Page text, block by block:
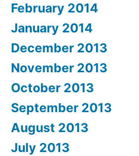
February 2014
January 2014
December 2013
November 2013
October 2013
September 2013
August 2013
July 2013